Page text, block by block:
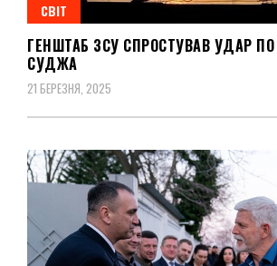
СВІТ
ГЕНШТАБ ЗСУ СПРОСТУВАВ УДАР ПО
СУДЖА
21 БЕРЕЗНЯ, 2025